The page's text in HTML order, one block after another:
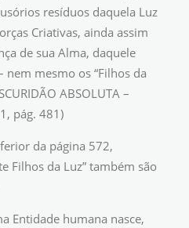
resíduos daquela Luz
Criativas, ainda assim
de sua Alma, daquele
mesmo os “Filhos da
ABSOLUTA –
pág. 481)
da página 572,
Filhos da Luz” também são
Entidade humana nasce,